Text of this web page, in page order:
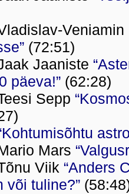
(72:51)
Jaaniste
päeva!” (62:28)
Sepp
Mars
Viik “Anders
või tuline?”